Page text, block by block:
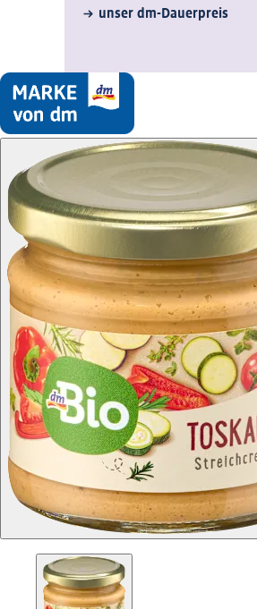
unser dm-Dauerpreis